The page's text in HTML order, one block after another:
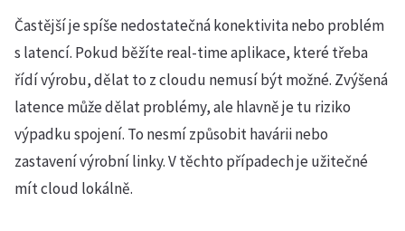
Častější je spíše nedostatečná konektivita nebo problém
s latencí. Pokud běžíte real-time aplikace, které třeba
řídí výrobu, dělat to z cloudu nemusí být možné. Zvýšená
latence může dělat problémy, ale hlavně je tu riziko
výpadku spojení. To nesmí způsobit havárii nebo
zastavení výrobní linky. V těchto případech je užitečné
mít cloud lokálně.